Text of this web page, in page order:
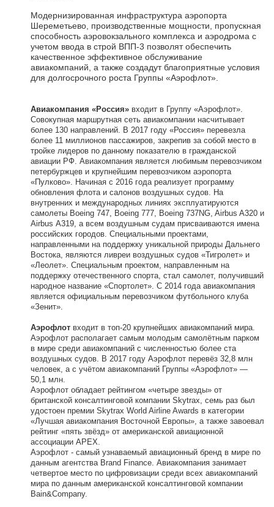
Модернизированная инфраструктура аэропорта
Шереметьево, производственные мощности, пропускная
способность аэровокзального комплекса и аэродрома с
учетом ввода в строй ВПП-3 позволят обеспечить
качественное эффективное обслуживание
авиакомпаний, а также создадут благоприятные условия
для долгосрочного роста Группы «Аэрофлот».
Авиакомпания «Россия» входит в Группу «Аэрофлот».
Совокупная маршрутная сеть авиакомпании насчитывает
более 130 направлений. В 2017 году «Россия» перевезла
более 11 миллионов пассажиров, закрепив за собой место в
тройке лидеров по данному показателю в гражданской
авиации РФ. Авиакомпания является любимым перевозчиком
петербуржцев и крупнейшим перевозчиком аэропорта
«Пулково». Начиная с 2016 года реализует программу
обновления флота и салонов воздушных судов. На
внутренних и международных линиях эксплуатируются
самолеты Boeing 747, Boeing 777, Boeing 737NG, Airbus A320 и
Airbus А319, а всем воздушным судам присваиваются имена
российских городов. Специальными проектами,
направленными на поддержку уникальной природы Дальнего
Востока, являются ливреи воздушных судов «Тигролет» и
«Леолет». Специальным проектом, направленным на
поддержку отечественного спорта, стал самолет, получивший
народное название «Спортолет». С 2014 года авиакомпания
является официальным перевозчиком футбольного клуба
«Зенит».
Аэрофлот входит в топ-20 крупнейших авиакомпаний мира.
Аэрофлот располагает самым молодым самолётным парком
в мире среди авиакомпаний с численностью более ста
воздушных судов. В 2017 году Аэрофлот перевёз 32,8 млн
человек, а с учётом авиакомпаний Группы «Аэрофлот» —
50,1 млн.
Аэрофлот обладает рейтингом «четыре звезды» от
британской консалтинговой компании Skytrax, семь раз был
удостоен премии Skytrax World Airline Awards в категории
«Лучшая авиакомпания Восточной Европы», а также завоевал
рейтинг «пять звёзд» от американской авиационной
ассоциации APEX.
Аэрофлот - самый узнаваемый авиационный бренд в мире по
данным агентства Brand Finance. Авиакомпания занимает
четвертое место по цифровизации среди всех авиакомпаний
мира по данным американской консалтинговой компании
Bain&Company.